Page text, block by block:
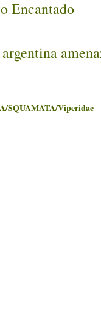
Encantado
argentina
SQUAMATA/Viperidae